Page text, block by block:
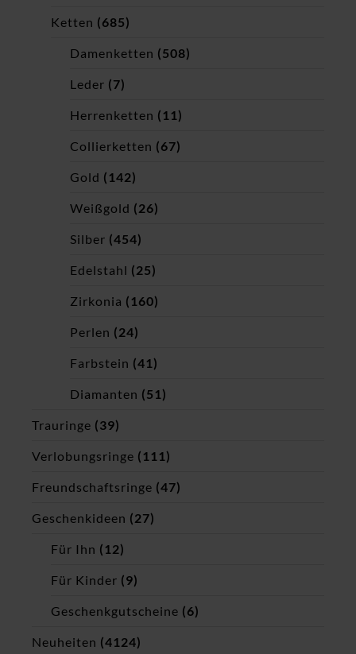
Ketten (685)
Damenketten (508)
Leder (7)
Herrenketten (11)
Collierketten (67)
Gold (142)
Weißgold (26)
Silber (454)
Edelstahl (25)
Zirkonia (160)
Perlen (24)
Farbstein (41)
Diamanten (51)
Trauringe (39)
Verlobungsringe (111)
Freundschaftsringe (47)
Geschenkideen (27)
Für Ihn (12)
Für Kinder (9)
Geschenkgutscheine (6)
Neuheiten (4124)